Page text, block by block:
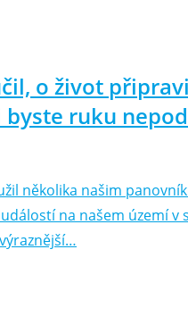
o život
ruku
několika našim
na našem území